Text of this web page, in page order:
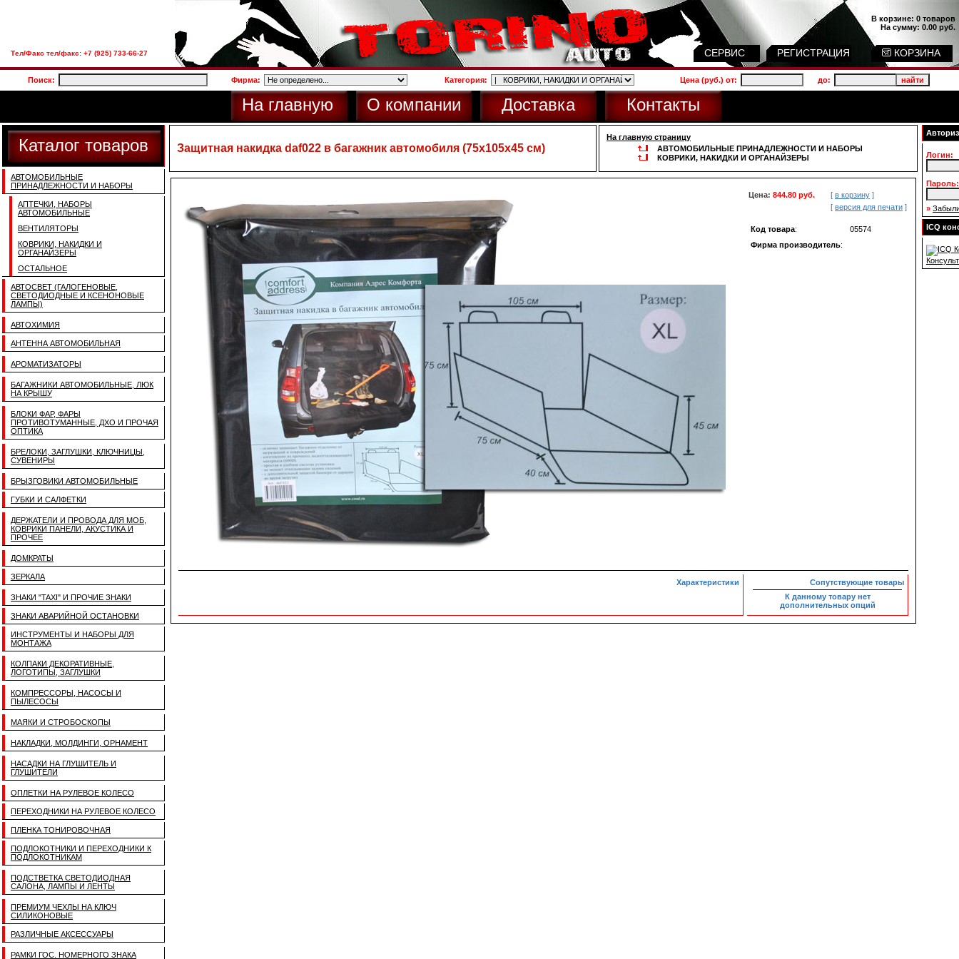
В корзине: 0 товаров
На сумму: 0.00 руб.
Тел/Факс тел/факс: +7 (925) 733-66-27 СЕРВИС РЕГИСТРАЦИЯ КОРЗИНА
Поиск: Фирма: Категория: Цена (руб.) от: до:
На главную О компании Доставка Контакты
Каталог товаров
АВТОМОБИЛЬНЫЕ
ПРИНАДЛЕЖНОСТИ И НАБОРЫ
АПТЕЧКИ, НАБОРЫ
АВТОМОБИЛЬНЫЕ
ВЕНТИЛЯТОРЫ
КОВРИКИ, НАКИДКИ И
ОРГАНАЙЗЕРЫ
ОСТАЛЬНОЕ
АВТОСВЕТ (ГАЛОГЕНОВЫЕ,
СВЕТОДИОДНЫЕ И КСЕНОНОВЫЕ
ЛАМПЫ)
АВТОХИМИЯ
АНТЕННА АВТОМОБИЛЬНАЯ
АРОМАТИЗАТОРЫ
БАГАЖНИКИ АВТОМОБИЛЬНЫЕ, ЛЮК
НА КРЫШУ
БЛОКИ ФАР, ФАРЫ
ПРОТИВОТУМАННЫЕ, ДХО И ПРОЧАЯ
ОПТИКА
БРЕЛОКИ, ЗАГЛУШКИ, КЛЮЧНИЦЫ,
СУВЕНИРЫ
БРЫЗГОВИКИ АВТОМОБИЛЬНЫЕ
ГУБКИ И САЛФЕТКИ
ДЕРЖАТЕЛИ И ПРОВОДА ДЛЯ МОБ,
КОВРИКИ ПАНЕЛИ, АКУСТИКА И
ПРОЧЕЕ
ДОМКРАТЫ
ЗЕРКАЛА
ЗНАКИ "TAXI" И ПРОЧИЕ ЗНАКИ
ЗНАКИ АВАРИЙНОЙ ОСТАНОВКИ
ИНСТРУМЕНТЫ И НАБОРЫ ДЛЯ
МОНТАЖА
КОЛПАКИ ДЕКОРАТИВНЫЕ,
ЛОГОТИПЫ, ЗАГЛУШКИ
КОМПРЕССОРЫ, НАСОСЫ И
ПЫЛЕСОСЫ
МАЯКИ И СТРОБОСКОПЫ
НАКЛАДКИ, МОЛДИНГИ, ОРНАМЕНТ
НАСАДКИ НА ГЛУШИТЕЛЬ И
ГЛУШИТЕЛИ
ОПЛЕТКИ НА РУЛЕВОЕ КОЛЕСО
ПЕРЕХОДНИКИ НА РУЛЕВОЕ КОЛЕСО
ПЛЕНКА ТОНИРОВОЧНАЯ
ПОДЛОКОТНИКИ И ПЕРЕХОДНИКИ К
ПОДЛОКОТНИКАМ
ПОДСТВЕТКА СВЕТОДИОДНАЯ
САЛОНА, ЛАМПЫ И ЛЕНТЫ
ПРЕМИУМ ЧЕХЛЫ НА КЛЮЧ
СИЛИКОНОВЫЕ
РАЗЛИЧНЫЕ АКСЕССУАРЫ
РАМКИ ГОС. НОМЕРНОГО ЗНАКА
Защитная накидка daf022 в багажник автомобиля (75х105х45 см)
На главную страницу
АВТОМОБИЛЬНЫЕ ПРИНАДЛЕЖНОСТИ И НАБОРЫ
КОВРИКИ, НАКИДКИ И ОРГАНАЙЗЕРЫ
Цена: 844.80 руб. [ в корзину ]
[ версия для печати ]
Код товара:
05574
Фирма производитель:
Характеристики
Сопутствующие товары
К данному товару нет
дополнительных опций
Логин:
Пароль:
»
ICQ